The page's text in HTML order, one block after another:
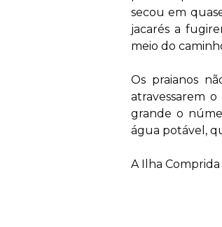
secou em
jacarés a
meio do
Os praianos
atravessarem
grande o
água potável,
A Ilha